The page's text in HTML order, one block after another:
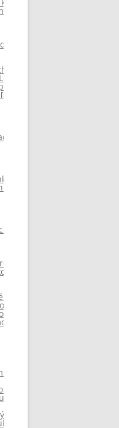
koláč
ganache
na raňajky.
chuťou Piña colády
s citrónovou vôňou
posypom
nesladkeho cesta
šľahačkou
chuťou
plnkou od Niginy
slivkami